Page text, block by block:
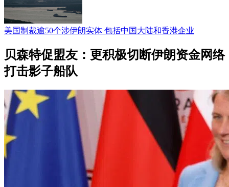
美国制裁逾50个涉伊朗实体 包括中国大陆和香港企业
贝森特促盟友：更积极切断伊朗资金网络
打击影子船队